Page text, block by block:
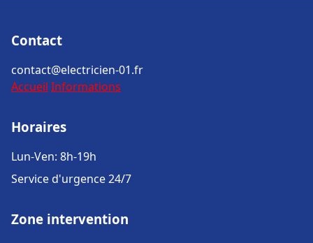
Contact
contact@electricien-01.fr
Accueil Informations
Horaires
Lun-Ven: 8h-19h
Service d'urgence 24/7
Zone intervention